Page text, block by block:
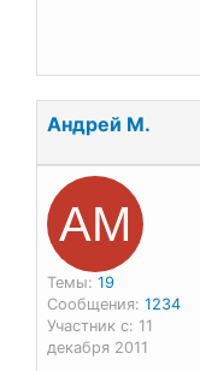
Андрей М.
АМ
Темы: 19
Сообщения: 1234
Участник с: 11
декабря 2011